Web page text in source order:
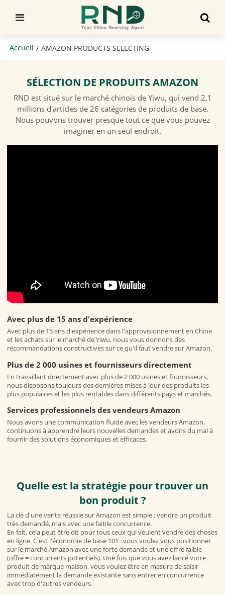
Accueil / AMAZON PRODUCTS SELECTING
SÉLECTION DE PRODUITS AMAZON
RND est situé sur le marché chinois de Yiwu, qui vend 2,1
millions d'articles de 26 catégories de produits de base.
Nous pouvons trouver presque tout ce que vous pouvez
imaginer en un seul endroit.
Avec plus de 15 ans d'expérience
Avec plus de 15 ans d'expérience dans l'approvisionnement en Chine
et les achats sur le marché de Yiwu, nous vous donnons des
recommandations constructives sur ce qu'il faut vendre sur Amazon.
Plus de 2 000 usines et fournisseurs directement
En travaillant directement avec plus de 2 000 usines et fournisseurs,
nous disposons toujours des dernières mises à jour des produits les
plus populaires et les plus rentables dans différents pays et marchés.
Services professionnels des vendeurs Amazon
Nous avons une communication fluide avec les vendeurs Amazon,
continuons à apprendre leurs nouvelles demandes et avons du mal à
fournir des solutions économiques et efficaces.
Quelle est la stratégie pour trouver un
bon produit ?
La clé d'une vente réussie sur Amazon est simple : vendre un produit
très demandé, mais avec une faible concurrence.
En fait, cela peut être dit pour tous ceux qui veulent vendre des choses
en ligne. C'est l'économie de base 101 : vous voulez vous positionner
sur le marché Amazon avec une forte demande et une offre faible
(offre = concurrents potentiels). Une fois que vous avez lancé votre
produit de marque maison, vous voulez être en mesure de saisir
immédiatement la demande existante sans entrer en concurrence
avec trop d'autres vendeurs.